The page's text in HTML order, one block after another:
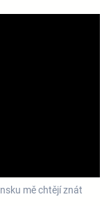
mě chtějí znát